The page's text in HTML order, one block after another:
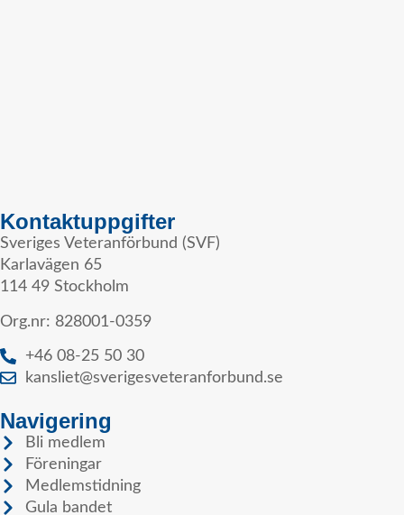
Kontaktuppgifter
Sveriges Veteranförbund (SVF)
Karlavägen 65
114 49 Stockholm
Org.nr: 828001-0359
+46 08-25 50 30
kansliet@sverigesveteranforbund.se
Navigering
Bli medlem
Föreningar
Medlemstidning
Gula bandet